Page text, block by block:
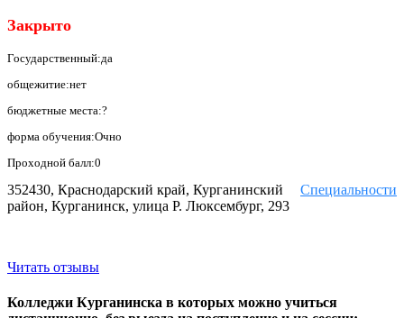
Закрыто
Государственный:да
общежитие:нет
бюджетные места:?
форма обучения:Очно
Проходной балл:0
Специальности
352430, Краснодарский край, Курганинский
район, Курганинск, улица Р. Люксембург, 293
Читать отзывы
Колледжи Курганинска в которых можно учиться